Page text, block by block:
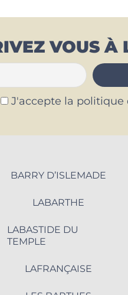
VOUS À
J'accepte la
BARRY D’ISLEMADE
LABARTHE
LABASTIDE DU
TEMPLE
LAFRANÇAISE